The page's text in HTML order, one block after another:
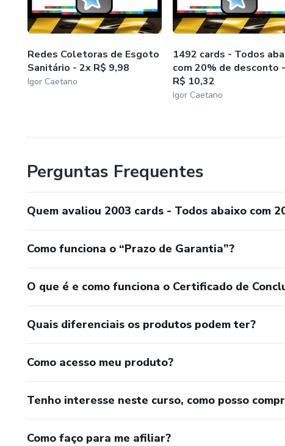
2) NBR 9574:2008 - Execução
📚 Tintas e pintura:
1) NBR 12554:2022 - Tintas
Redes Coletoras de Esgoto
Sanitário - 2x R$ 9,98
Igor Caetano
1492 cards - Todos
com 20% de desconto
R$ 10,32
Igor Caetano
Perguntas Frequentes
Quem avaliou 2003 cards - Todos abaixo com
Como funciona o “Prazo de Garantia”?
O que é e como funciona o Certificado de
Quais diferenciais os produtos podem ter?
Como acesso meu produto?
Tenho interesse neste curso, como posso
Como faço para me afiliar?